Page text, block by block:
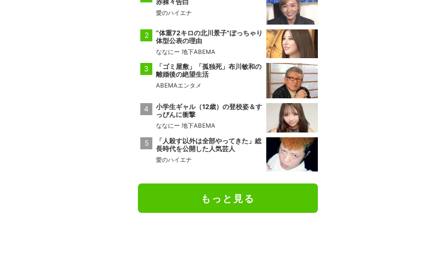
赤裸々告白
愛のハイエナ
“体重72キロの北川景子”ぽっちゃり
体型公表の理由
ななにー 地下ABEMA
「ゴミ屋敷」「孤独死」布川敏和の
離婚後の絶望生活
ABEMAエンタメ
小学生ギャル（12歳）の登校姿＆す
っぴんに衝撃
ななにー 地下ABEMA
「人殺す以外は全部やってきた」総
長時代を公開した人気芸人
愛のハイエナ
もっと見る